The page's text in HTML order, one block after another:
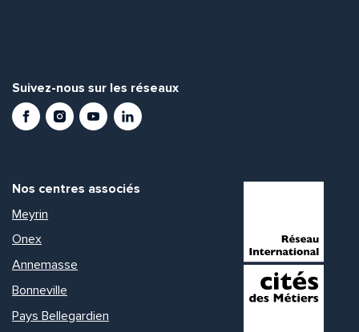
Suivez-nous sur les réseaux
FacebookInstagramYoutubeLinkedIn
Nos centres associés
Meyrin
Onex
Annemasse
Bonneville
Pays Bellegardien